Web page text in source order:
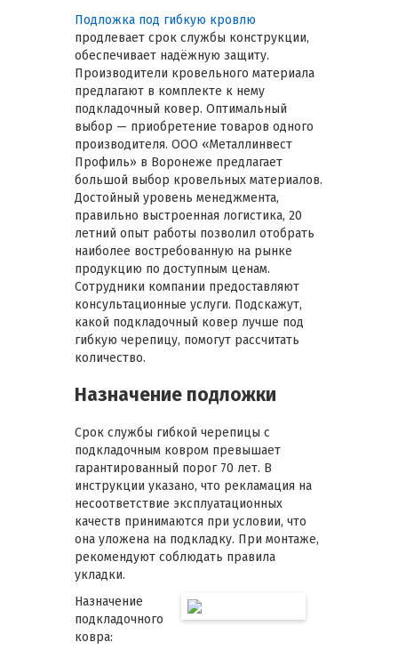
Подложка под гибкую кровлю
продлевает срок службы конструкции,
обеспечивает надёжную защиту.
Производители кровельного материала
предлагают в комплекте к нему
подкладочный ковер. Оптимальный
выбор — приобретение товаров одного
производителя. ООО «Металлинвест
Профиль» в Воронеже предлагает
большой выбор кровельных материалов.
Достойный уровень менеджмента,
правильно выстроенная логистика, 20
летний опыт работы позволил отобрать
наиболее востребованную на рынке
продукцию по доступным ценам.
Сотрудники компании предоставляют
консультационные услуги. Подскажут,
какой подкладочный ковер лучше под
гибкую черепицу, помогут рассчитать
количество.
Назначение подложки
Срок службы гибкой черепицы с
подкладочным ковром превышает
гарантированный порог 70 лет. В
инструкции указано, что рекламация на
несоответствие эксплуатационных
качеств принимаются при условии, что
она уложена на подкладку. При монтаже,
рекомендуют соблюдать правила
укладки.
Назначение
подкладочного
ковра: